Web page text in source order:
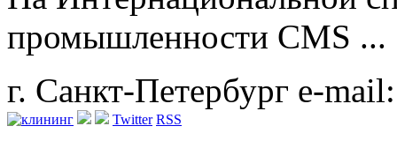
промышленности CMS ...
г. Санкт-Петербург e-
Twitter RSS